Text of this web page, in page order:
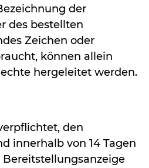
der
des bestellten
Zeichen oder
können allein
hergeleitet werden.
den
innerhalb von 14 Tagen